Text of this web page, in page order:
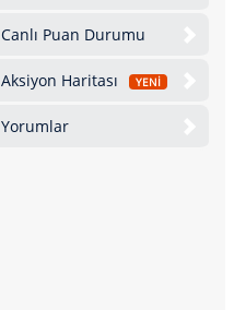
Canlı Puan Durumu
Aksiyon Haritası YENİ
Yorumlar